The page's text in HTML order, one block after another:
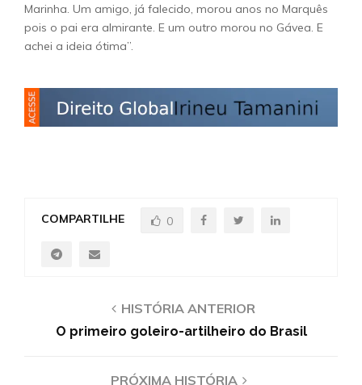
Marinha. Um amigo, já falecido, morou anos no Marquês
pois o pai era almirante. E um outro morou no Gávea. E
achei a ideia ótima”.
COMPARTILHE 0
HISTÓRIA ANTERIOR
O primeiro goleiro-artilheiro do Brasil
PRÓXIMA HISTÓRIA